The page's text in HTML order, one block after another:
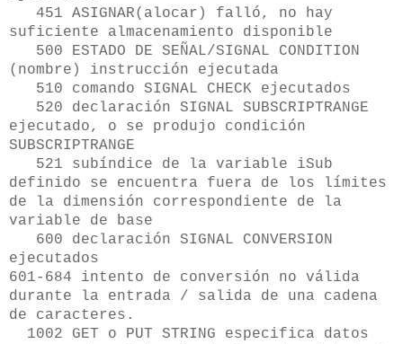
451 ASIGNAR(alocar) falló, no hay
suficiente almacenamiento disponible
500 ESTADO DE SEÑAL/SIGNAL CONDITION
(nombre) instrucción ejecutada
510 comando SIGNAL CHECK ejecutados
520 declaración SIGNAL SUBSCRIPTRANGE
ejecutado, o se produjo condición
SUBSCRIPTRANGE
521 subíndice de la variable iSub
definido se encuentra fuera de los límites
de la dimensión correspondiente de la
variable de base
600 declaración SIGNAL CONVERSION
ejecutados
601-684 intento de conversión no válida
durante la entrada / salida de una cadena
de caracteres.
1002 GET o PUT STRING especifica datos